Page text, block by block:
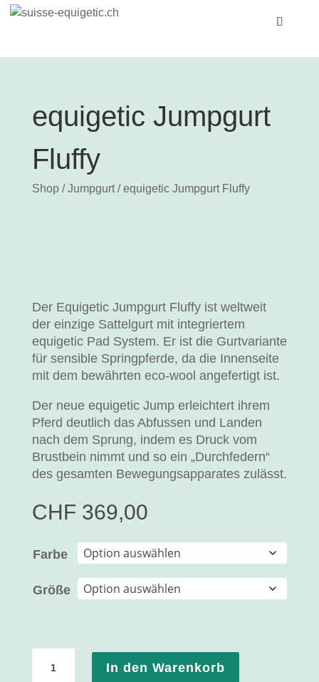
equigetic Jumpgurt
Fluffy
Shop/Jumpgurt/ equigetic Jumpgurt Fluffy
Der Equigetic Jumpgurt Fluffy ist weltweit
der einzige Sattelgurt mit integriertem
equigetic Pad System. Er ist die Gurtvariante
für sensible Springpferde, da die Innenseite
mit dem bewährten eco-wool angefertigt ist.
Der neue equigetic Jump erleichtert ihrem
Pferd deutlich das Abfussen und Landen
nach dem Sprung, indem es Druck vom
Brustbein nimmt und so ein „Durchfedern“
des gesamten Bewegungsapparates zulässt.
CHF 369,00
Farbe
Größe
Jumpgurt
In den Warenkorb